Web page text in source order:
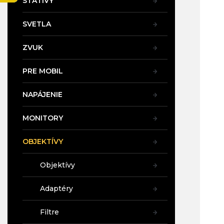
SVETLA
ZVUK
PRE MOBIL
NAPÁJENIE
MONITORY
OBJEKTÍVY
Objektívy
Adaptéry
Filtre